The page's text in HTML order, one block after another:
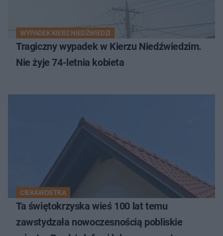
WYPADEK KIERZ NIEDŹWIEDZI
Tragiczny wypadek w Kierzu Niedźwiedzim.
Nie żyje 74-letnia kobieta
CIEKAWOSTKA
Ta świętokrzyska wieś 100 lat temu
zawstydzała nowoczesnością pobliskie